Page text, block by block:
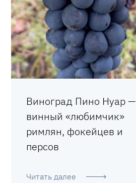
Виноград Пино Нуар —
винный «любимчик»
римлян, фокейцев и
персов
Читать далее